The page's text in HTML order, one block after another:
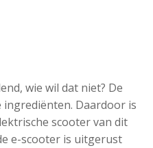
wie wil dat niet? De
ingrediënten. Daardoor is
scooter van dit
e-scooter is uitgerust